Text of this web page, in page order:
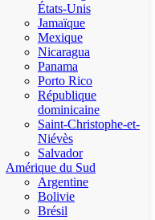
États-Unis
Jamaïque
Mexique
Nicaragua
Panama
Porto Rico
République
dominicaine
Saint-Christophe-et-
Niévès
Salvador
Amérique du Sud
Argentine
Bolivie
Brésil